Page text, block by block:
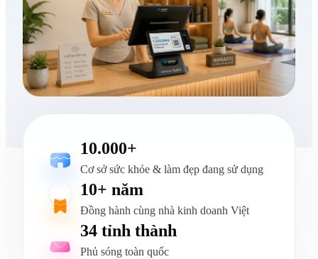
10.000+
Cơ sở sức khỏe & làm đẹp đang sử dụng
10+ năm
Đồng hành cùng nhà kinh doanh Việt
34 tỉnh thành
Phủ sóng toàn quốc